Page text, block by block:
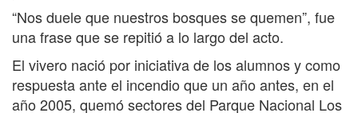
“Nos duele que nuestros bosques se quemen”, fue
una frase que se repitió a lo largo del acto.
El vivero nació por iniciativa de los alumnos y como
respuesta ante el incendio que un año antes, en el
año 2005, quemó sectores del Parque Nacional Los